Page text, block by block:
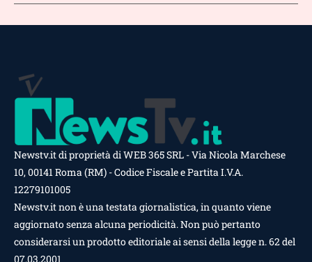
Newstv.it di proprietà di WEB 365 SRL - Via Nicola Marchese
10, 00141 Roma (RM) - Codice Fiscale e Partita I.V.A.
12279101005
Newstv.it non è una testata giornalistica, in quanto viene
aggiornato senza alcuna periodicità. Non può pertanto
considerarsi un prodotto editoriale ai sensi della legge n. 62 del
07.03.2001